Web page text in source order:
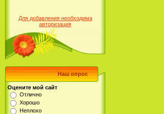
Для добавления необходима
авторизация
Наш опрос
Оцените мой сайт
Отлично
Хорошо
Неплохо